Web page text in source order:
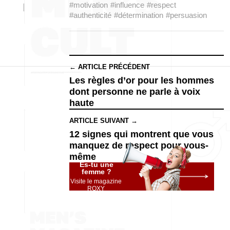
#motivation #influence #respect
#authenticité #détermination #persuasion
← ARTICLE PRÉCÉDENT
Les règles d’or pour les hommes
dont personne ne parle à voix
haute
ARTICLE SUIVANT →
12 signes qui montrent que vous
manquez de respect pour vous-
même
Es-tu une
femme ?
Visite le magazine
ROXY